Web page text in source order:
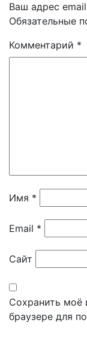
Ваш адрес
Обязательные
Комментарий *
Имя *
Email *
Сайт
Сохранить моё
браузере для